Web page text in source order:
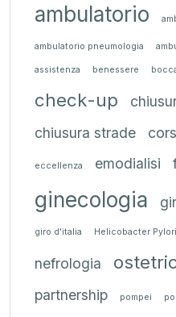
ambulatorio
ambulatorio pneumologia
assistenza benessere
check-up
chiusura strade
eccellenza emodialisi
ginecologia
giro d'italia Helicobacter Pylori
nefrologia
partnership
pompei